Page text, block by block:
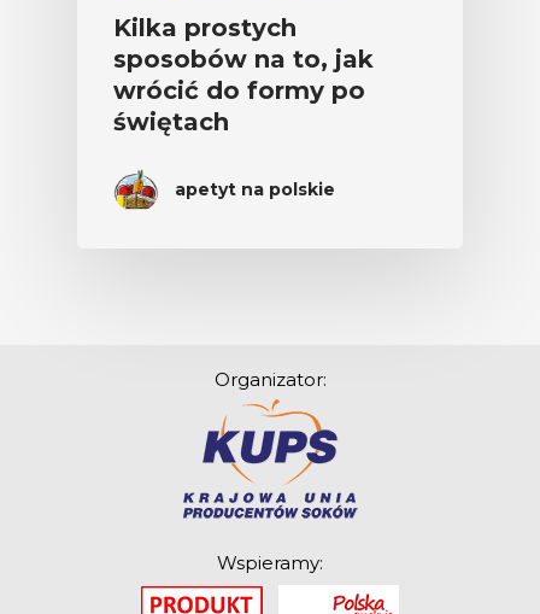
Kilka prostych
sposobów na to, jak
wrócić do formy po
świętach
apetyt na polskie
Organizator:
Wspieramy: